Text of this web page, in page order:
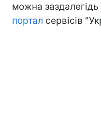
можна заздалегідь
портал сервісів